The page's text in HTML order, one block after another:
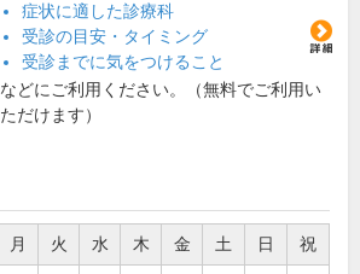
症状に適した診療科
受診の目安・タイミング
受診までに気をつけること
などにご利用ください。（無料でご利用い
ただけます）
月 火 水 木 金 土 日 祝